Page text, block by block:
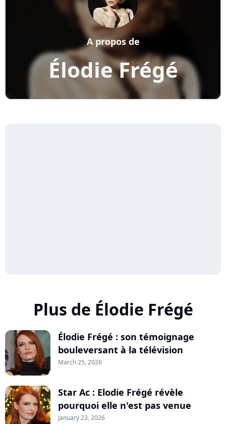
Élodie Frégé
A propos de
Plus de Élodie Frégé
Élodie Frégé : son témoignage
bouleversant à la télévision
March 25, 2026
Star Ac : Elodie Frégé révèle
pourquoi elle n'est pas venue
January 23, 2026